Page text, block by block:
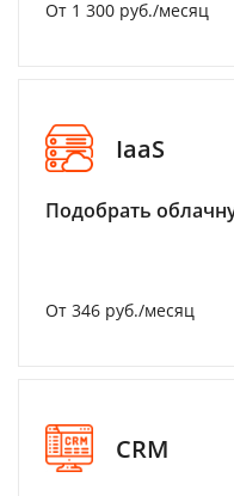
От 1 300 руб./месяц
IaaS
Подобрать
От 346 руб./месяц
CRM